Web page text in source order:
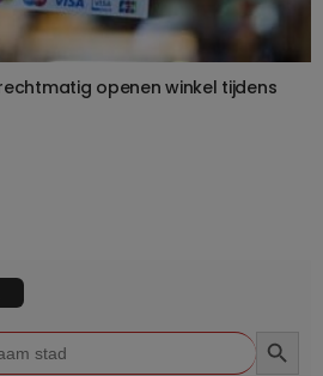
openen winkel tijdens